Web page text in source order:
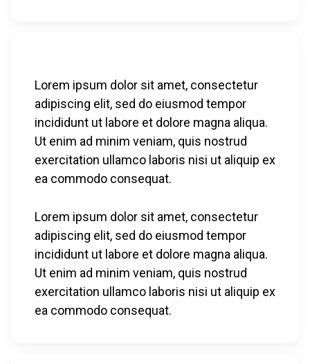
Lorem ipsum dolor sit amet, consectetur
adipiscing elit, sed do eiusmod tempor
incididunt ut labore et dolore magna aliqua.
Ut enim ad minim veniam, quis nostrud
exercitation ullamco laboris nisi ut aliquip ex
ea commodo consequat.
Lorem ipsum dolor sit amet, consectetur
adipiscing elit, sed do eiusmod tempor
incididunt ut labore et dolore magna aliqua.
Ut enim ad minim veniam, quis nostrud
exercitation ullamco laboris nisi ut aliquip ex
ea commodo consequat.